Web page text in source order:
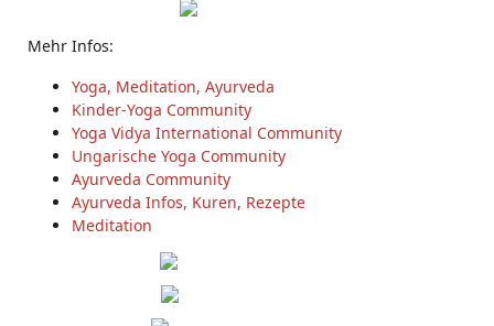
Mehr Infos:
Yoga, Meditation, Ayurveda
Kinder-Yoga Community
Yoga Vidya International Community
Ungarische Yoga Community
Ayurveda Community
Ayurveda Infos, Kuren, Rezepte
Meditation